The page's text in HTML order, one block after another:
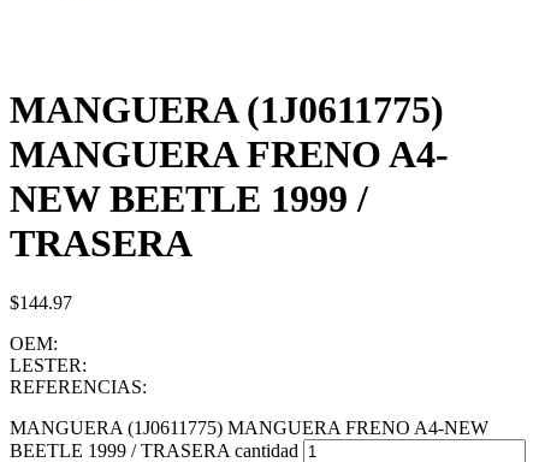
MANGUERA (1J0611775)
MANGUERA FRENO A4-
NEW BEETLE 1999 /
TRASERA
$144.97
OEM:
LESTER:
REFERENCIAS:
MANGUERA (1J0611775) MANGUERA FRENO A4-NEW
BEETLE 1999 / TRASERA cantidad